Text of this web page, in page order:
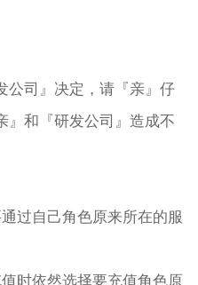
公司』决定，请『亲』仔
』和『研发公司』造成不
过自己角色原来所在的服
时依然选择要充值角色原